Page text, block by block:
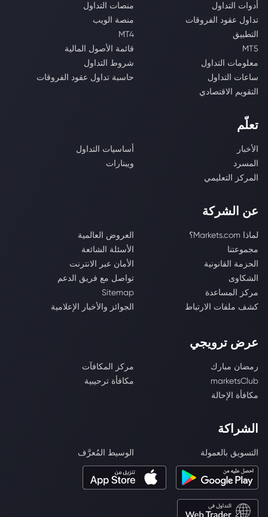
أدوات التداول
منصات التداول
تداول عقود الفروقات
منصة الويب
التطبيق
MT4
MT5
قائمة الأصول المالية
معلومات التداول
شروط التداول
ساعات التداول
حاسبة تداول عقود الفروقات
التقويم الاقتصادي
تعلّم
الأخبار
أساسيات التداول
المسرد
ويبنارات
المركز التعليمي
عن الشركة
لماذا Markets.com؟
العروض العالمية
مجموعتنا
الأسئلة الشائعة
الحزمة القانونية
الأمان عبر الانترنت
الشكاوى
تواصل مع فريق الدعم
مركز المساعدة
Sitemap
كشف ملفات الارتباط
الجوائز والأخبار الإعلامية
عرض ترويجي
رمضان مبارك
مركز المكافآت
marketsClub
مكافأة ترحيبية
مكافأة الإحالة
الشراكة
التسويق بالعمولة الوسيط المُعرَّف